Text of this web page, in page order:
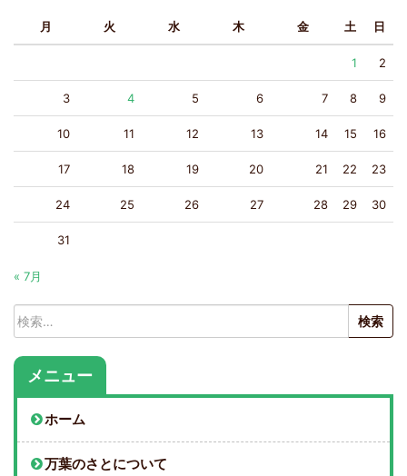
月 火 水 木 金 土 日
1 2
3 4 5 6 7 8 9
10 11 12 13 14 15 16
17 18 19 20 21 22 23
24 25 26 27 28 29 30
31
« 7月
検
索:
メニュー
ホーム
万葉のさとについて